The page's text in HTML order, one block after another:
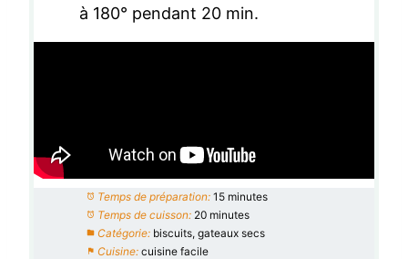
à 180° pendant 20 min.
Temps de préparation: 15 minutes
Temps de cuisson: 20 minutes
Catégorie: biscuits, gateaux secs
Cuisine: cuisine facile